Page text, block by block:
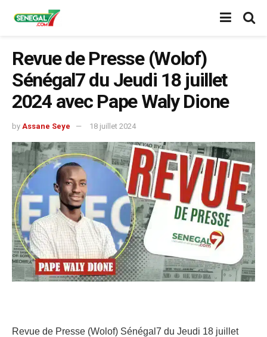
Revue de Presse (Wolof)
Sénégal7 du Jeudi 18 juillet
2024 avec Pape Waly Dione
by Assane Seye 18 juillet 2024
Revue de Presse (Wolof) Sénégal7 du Jeudi 18 juillet